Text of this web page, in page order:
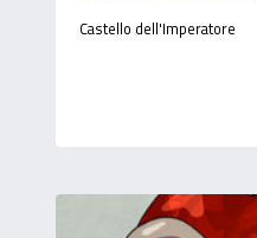
Castello dell'Imperatore